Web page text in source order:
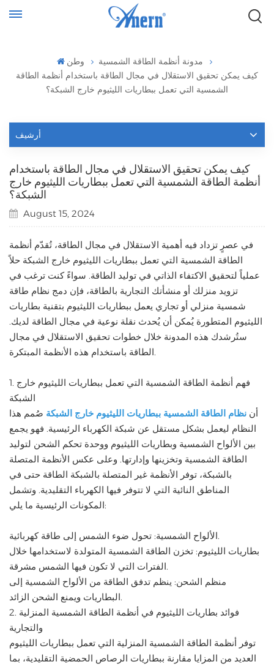
وطن
مدونة أنظمة الطاقة الشمسية
كيف يمكن تحقيق الاستقلال في مجال الطاقة باستخدام أنظمة الطاقة
الشمسية التي تعمل ببطاريات الليثيوم خارج الشبكة؟
أرشيف
كيف يمكن تحقيق الاستقلال في مجال الطاقة باستخدام
أنظمة الطاقة الشمسية التي تعمل ببطاريات الليثيوم خارج
الشبكة؟
August 15, 2024
في عصرٍ تزداد فيه أهمية الاستقلال في مجال الطاقة، تُقدّم أنظمة
الطاقة الشمسية التي تعمل ببطاريات الليثيوم خارج الشبكة حلاً
عملياً لتحقيق الاكتفاء الذاتي في توليد الطاقة. سواءً كنت ترغب في
تزويد منزلك أو منشأتك التجارية بالطاقة، فإن دمج نظام طاقة
شمسية منزلي أو تجاري يعمل ببطاريات الليثيوم بتقنية بطاريات
الليثيوم المتطورة يُمكن أن يُحدث نقلة نوعية في مجال الطاقة لديك.
ستُرشدك هذه المدونة خلال خطوات تحقيق الاستقلال في مجال
الطاقة باستخدام هذه الأنظمة المبتكرة.
1. فهم أنظمة الطاقة الشمسية التي تعمل ببطاريات الليثيوم خارج
الشبكة
أن نظام الطاقة الشمسية ببطاريات الليثيوم خارج الشبكة صُمم هذا
النظام ليعمل بشكل مستقل عن شبكة الكهرباء الرئيسية. فهو يجمع
بين الألواح الشمسية وبطاريات الليثيوم ووحدة تحكم الشحن لتوليد
الطاقة الشمسية وتخزينها وإدارتها. وعلى عكس الأنظمة المتصلة
بالشبكة، توفر الأنظمة غير المتصلة بالشبكة الطاقة حتى في
المناطق النائية التي لا تتوفر فيها الكهرباء التقليدية. وتشمل
المكونات الرئيسية ما يلي:
الألواح الشمسية: تحول ضوء الشمس إلى طاقة كهربائية.
بطاريات الليثيوم: تخزن الطاقة الشمسية المتولدة لاستخدامها خلال
الفترات التي لا تكون فيها الشمس مشرقة.
منظم الشحن: ينظم تدفق الطاقة من الألواح الشمسية إلى
البطاريات ويمنع الشحن الزائد.
2. فوائد بطاريات الليثيوم في أنظمة الطاقة الشمسية المنزلية
والتجارية
توفر أنظمة الطاقة الشمسية المنزلية التي تعمل ببطاريات الليثيوم
العديد من المزايا مقارنة ببطاريات الرصاص الحمضية التقليدية، بما